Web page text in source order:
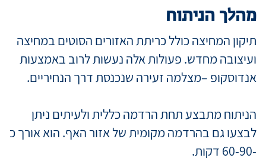
מהלך הניתוח
תיקון המחיצה כולל כריתת האזורים הסוטים במחיצה
ועיצובה מחדש. פעולות אלה נעשות לרוב באמצעות
אנדוסקופ –מצלמה זעירה שנכנסת דרך הנחיריים.
הניתוח מתבצע תחת הרדמה כללית ולעיתים ניתן
לבצעו גם בהרדמה מקומית של אזור האף. הוא אורך כ
-60-90 דקות.